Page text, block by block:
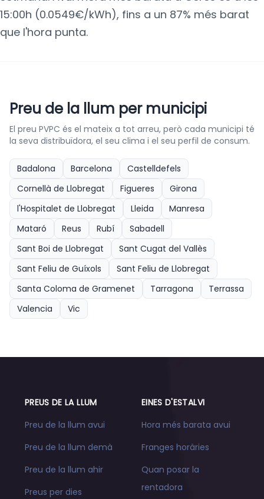
15:00h (0.0549€/kWh), fins a un 87% més barat
que l'hora punta.
Preu de la llum per municipi
El preu PVPC és el mateix a tot arreu, però cada municipi té
la seva distribuïdora, el seu clima i el seu perfil de consum.
Badalona Barcelona
Castelldefels
Cornellà de Llobregat
Figueres
Girona
l'Hospitalet de Llobregat
Lleida
Manresa
Mataró
Reus Rubí
Sabadell
Sant Boi de Llobregat
Sant Cugat del Vallès
Sant Feliu de Guíxols
Sant Feliu de Llobregat
Santa Coloma de Gramenet
Tarragona
Terrassa
Valencia
Vic
PREUS DE LA LLUM
Preu de la llum avui
Preu de la llum demà
Preu de la llum ahir
Preus per dies
EINES D'ESTALVI
Hora més barata avui
Franges horàries
Quan posar la
rentadora